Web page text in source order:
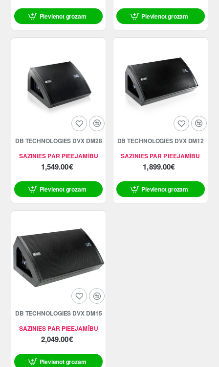
Pievienot grozam Pievienot grozam
SAZINIES PAR PIEEJAMĪBU
DB TECHNOLOGIES DVX DM28
1,549.00€
Pievienot grozam
SAZINIES PAR PIEEJAMĪBU
DB TECHNOLOGIES DVX DM12
1,899.00€
Pievienot grozam
SAZINIES PAR PIEEJAMĪBU
DB TECHNOLOGIES DVX DM15
2,049.00€
Pievienot grozam